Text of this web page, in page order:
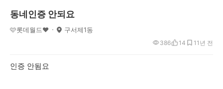
동네인증 안되요
🩷롯데월드❤️ 구서제1동
1년 전
386 14 1
인증 안됨요